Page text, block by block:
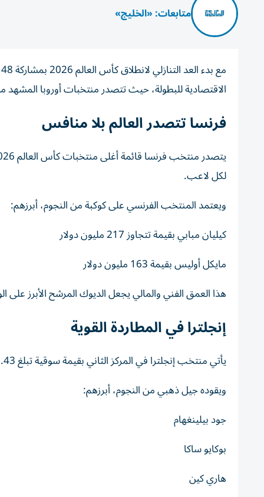
متابعات: «الخليج»
الاقتصادية للبطولة، حيث تتصدر منتخبات أوروبا
فرنسا تتصدر العالم بلا منافس
لكل لاعب.
ويعتمد المنتخب الفرنسي على كوكبة من النجوم، أبرزهم:
كيليان مبابي بقيمة تتجاوز 217 مليون دولار
مايكل أوليس بقيمة 163 مليون دولار
هذا العمق الفني والمالي يجعل الديوك المرشح الأبرز على
إنجلترا في المطاردة القوية
يأتي منتخب إنجلترا في المركز الثاني بقيمة سوقية تبلغ 1.43 مليار دولار.
ويقوده جيل ذهبي من النجوم، أبرزهم:
جود بيلينغهام
بوكايو ساكا
هاري كين